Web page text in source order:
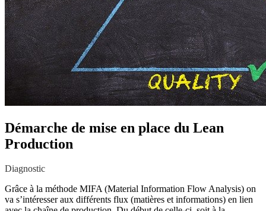
Démarche de mise en place du Lean
Production
Diagnostic
Grâce à la méthode MIFA (Material Information Flow Analysis) on
va s’intéresser aux différents flux (matières et informations) en lien